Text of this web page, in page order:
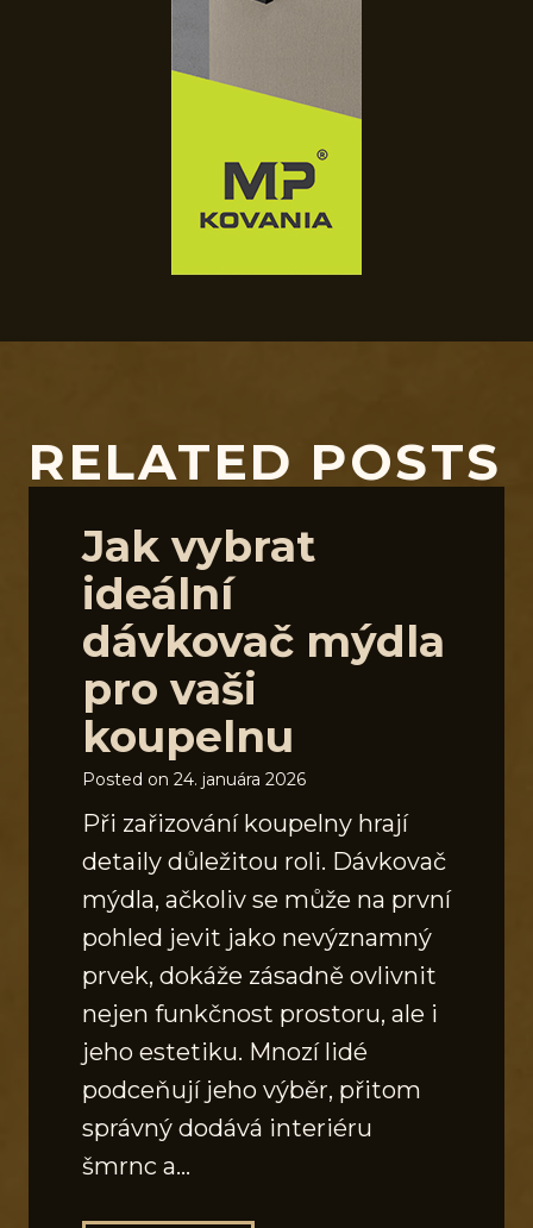
RELATED POSTS
Jak vybrat
ideální
dávkovač mýdla
pro vaši
koupelnu
Posted on 24. januára 2026
Při zařizování koupelny hrají
detaily důležitou roli. Dávkovač
mýdla, ačkoliv se může na první
pohled jevit jako nevýznamný
prvek, dokáže zásadně ovlivnit
nejen funkčnost prostoru, ale i
jeho estetiku. Mnozí lidé
podceňují jeho výběr, přitom
správný dodává interiéru
šmrnc a…